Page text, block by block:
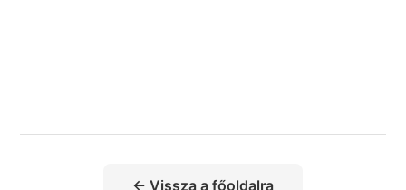
← Vissza a főoldalra